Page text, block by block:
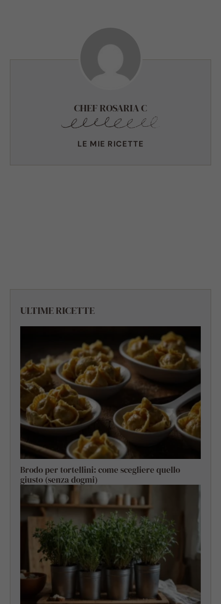
CHEF ROSARIA C
LE MIE RICETTE
ULTIME RICETTE
Brodo per tortellini: come scegliere quello
giusto (senza dogmi)